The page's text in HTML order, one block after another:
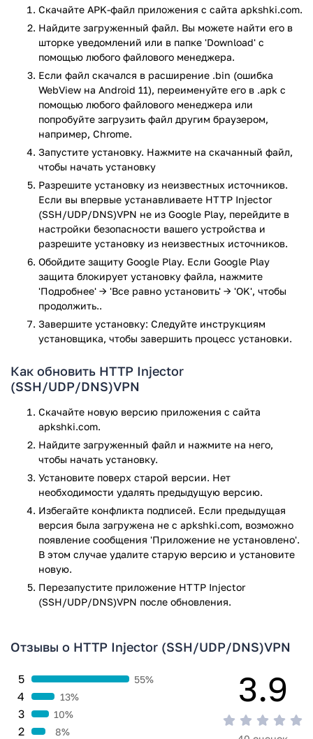
обеспечения максимальной защиты данных в сети, но
достаточно сложен в использовании, для начинающих
пользователей. Перед началом использования, необходимо
внести некоторые конфигурации, либо вы всегда можете
скачать уже готовые варианты, созданные другими
пользователями, с официального сайта приложения. Там
же можно найти понятные инструкции по настройке
программы на смартфонах под управлением Android от 4.1
до последних версий ОС.
Главные особенности и преимущества
приложения:
SSH туннелирование позволяет обезопасить
передачу любой информации в сети.
Поддержка криптографических протоколов SSL и
TLS.
DNS-туннелирование.
Встроенные SSH и Shadowsocks клиенты.
Встроенный Host Checker и IP Hunter.
Встроенный Payload Generator.
Поддержка плагина V2Ray.
Функция сжатия данных.
Подключение собственного сервера.
Возможность как внести собственные конфигурации,
сайта.
Для работы приложения не требуется Root.
У нас вы можете скачать на свой смартфон приложение
HTTP Injector для Android, совершенно бесплатно.
Приложение HTTP Injector (SSH/UDP/DNS)VPN прошло
проверку антивирусом VirusTotal. В результате проверки
по всем последним сигнатурам заражения файлов не
выявлено.
Скачайте APK-файл приложения с сайта apkshki.com.
Найдите загруженный файл. Вы можете найти его в
шторке уведомлений или в папке 'Download' с
помощью любого файлового менеджера.
Если файл скачался в расширение .bin (ошибка
WebView на Android 11), переименуйте его в .apk с
помощью любого файлового менеджера или
попробуйте загрузить файл другим браузером,
например, Chrome.
Запустите установку. Нажмите на скачанный файл,
чтобы начать установку
Разрешите установку из неизвестных источников.
Если вы впервые устанавливаете HTTP Injector
(SSH/UDP/DNS)VPN не из Google Play, перейдите в
настройки безопасности вашего устройства и
разрешите установку из неизвестных источников.
Обойдите защиту Google Play. Если Google Play
защита блокирует установку файла, нажмите
'Подробнее' → 'Все равно установить' → 'OK', чтобы
продолжить..
Завершите установку: Следуйте инструкциям
установщика, чтобы завершить процесс установки.
Как обновить HTTP Injector
(SSH/UDP/DNS)VPN
Скачайте новую версию приложения с сайта
apkshki.com.
Найдите загруженный файл и нажмите на него,
чтобы начать установку.
Установите поверх старой версии. Нет
необходимости удалять предыдущую версию.
Избегайте конфликта подписей. Если предыдущая
версия была загружена не с apkshki.com, возможно
появление сообщения 'Приложение не установлено'.
В этом случае удалите старую версию и установите
новую.
Перезапустите приложениe HTTP Injector
(SSH/UDP/DNS)VPN после обновления.
Отзывы о HTTP Injector (SSH/UDP/DNS)VPN
2 8%
3 10%
4 13%
5 55% 3.9